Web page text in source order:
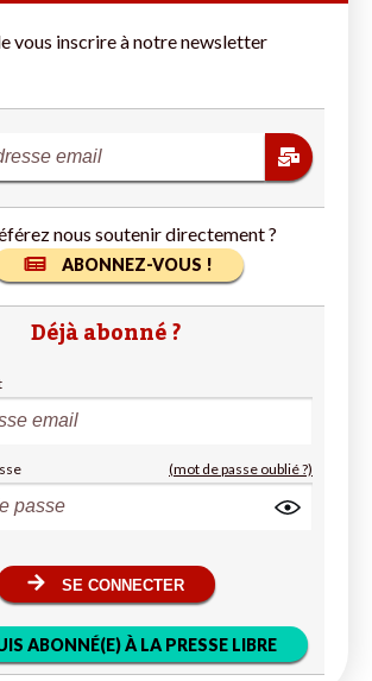
vous inscrire à notre newsletter
nous soutenir directement ?
ABONNEZ-VOUS !
Déjà abonné ?
(mot de passe oublié ?)
SE CONNECTER
ABONNÉ(E) À LA PRESSE LIBRE